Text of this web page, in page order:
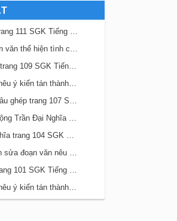
Bài 22 Đọc mở rộng trang 111 SGK Tiếng Việt 5 Kết nối tri thức tập 2
Bài 22 Luyện viết đoạn văn thể hiện tình cảm, cảm xúc về một sự việc trang 111 SGK Tiếng Việt 5 Kết nối tri thức tập 2
Bài 22 Bộ đội về làng trang 109 SGK Tiếng Việt 5 Kết nối tri thức tập 2
Bài 21 Viết đoạn văn nêu ý kiến tán thành một sự việc, hiện tượng (Bài viết số 2) trang 108 SGK Tiếng Việt 5 Kết nối tri thức tập 2
Bài 21 Luyện tập về câu ghép trang 107 SGK Tiếng Việt 5 Kết nối tri thức tập 2
Bài 21 Anh hùng lao động Trần Đại Nghĩa trang 106 SGK Tiếng Việt 5 Kết nối tri thức tập 2
Bài 20 Đền ơn đáp nghĩa trang 104 SGK Tiếng Việt 5 Kết nối tri thức tập 2
Bài 20 Đánh giá, chỉnh sửa đoạn văn nêu ý kiến tán thành một sự vật, hiện tượng trang 103 SGK Tiếng Việt 5 Kết nối tri thức tập 2
Bài 20 Cụ Đồ Chiểu trang 101 SGK Tiếng Việt 5 Kết nối tri thức tập 2
Bài 19 Viết đoạn văn nêu ý kiến tán thành một sự việc, hiện tượng (Bài viết số 1) trang 100 SGK Tiếng Việt 5 Kết nối tri thức tập 2